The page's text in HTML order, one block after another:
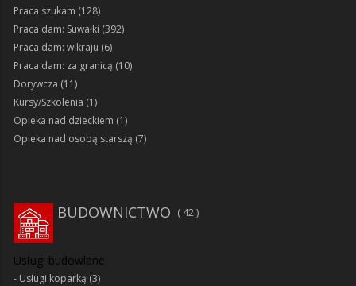
Praca szukam (128)
Praca dam: Suwałki (392)
Praca dam: w kraju (6)
Praca dam: za granicą (10)
Dorywcza (11)
Kursy/Szkolenia (1)
Opieka nad dzieckiem (1)
Opieka nad osobą starszą (7)
BUDOWNICTWO 42
Usługi budowlane
Usługi koparką (3)